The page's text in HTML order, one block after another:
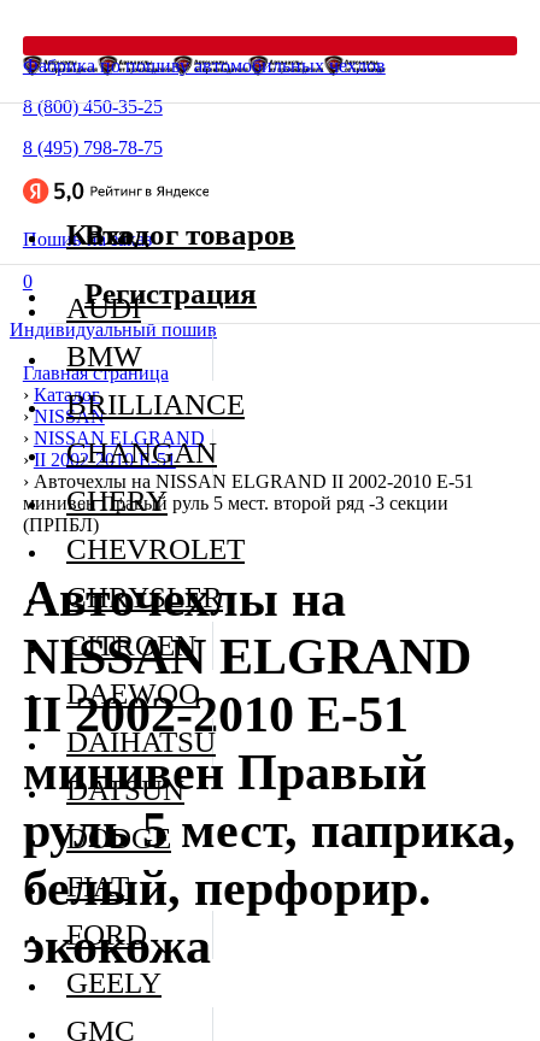
Фабрика по пошиву автомобильных чехлов
8 (800) 450-35-25
8 (495) 798-78-75
Пошив на заказ
0
Индивидуальный пошив
Главная страница
› Каталог
› NISSAN
› NISSAN ELGRAND
› II 2002-2010 E-51
› Авточехлы на NISSAN ELGRAND II 2002-2010 E-51
минивен Правый руль 5 мест. второй ряд -3 секции
(ПРПБЛ)
Авточехлы на
NISSAN ELGRAND
II 2002-2010 E-51
минивен Правый
руль 5 мест, паприка,
белый, перфорир.
экокожа
Каталог товаров
AUDI
BMW
BRILLIANCE
CHANGAN
CHERY
CHEVROLET
CHRYSLER
CITROEN
DAEWOO
DAIHATSU
DATSUN
DODGE
FIAT
FORD
GEELY
GMC
Вход
Регистрация